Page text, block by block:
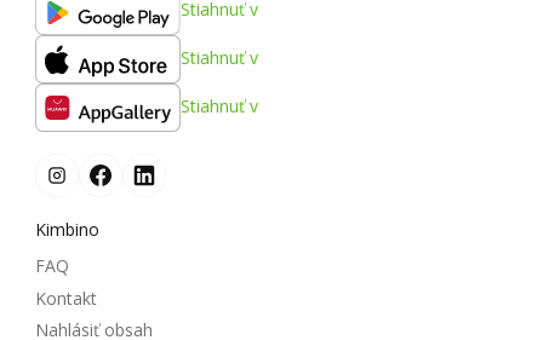
Stiahnuť v
Stiahnuť v
Stiahnuť v
Kimbino
FAQ
Kontakt
Nahlásiť obsah